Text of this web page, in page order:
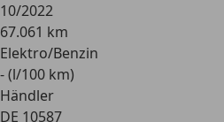
10/2022
67.061 km
Elektro/Benzin
- (l/100 km)
Händler
DE 10587